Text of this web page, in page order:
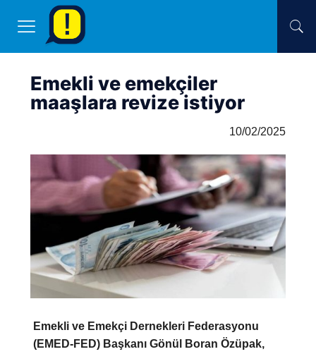
Emekli ve emekçiler
maaşlara revize istiyor
10/02/2025
Emekli ve Emekçi Dernekleri Federasyonu
(EMED-FED) Başkanı Gönül Boran Özüpak,